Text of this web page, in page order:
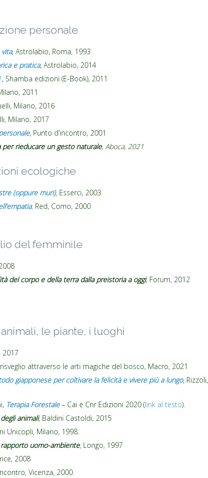
personale
, Astrolabio, Roma, 1993
e pratica, Astrolabio, 2014
, Shamba edizioni (E-Book), 2011
2011
Milano, 2016
Milano, 2017
, Punto d’incontro, 2001
per rieducare un gesto naturale, Aboca, 2021
ecologiche
(oppure muri), Esserci, 2003
, Red, Como, 2000
del femminile
del corpo e della terra dalla preistoria a oggi; Forum, 2012
le piante, i luoghi
2017
attraverso le arti magiche del bosco, Macro, 2021
giapponese per coltivare la felicità e vivere più a lungo, Rizzoli,
Terapia Forestale– Cai e Cnr Edizioni 2020 (link al testo).
animali, Baldini Castoldi, 2015
Unicopli, Milano, 1998.
uomo-ambiente, Longo, 1997
2008
Vicenza, 2000.